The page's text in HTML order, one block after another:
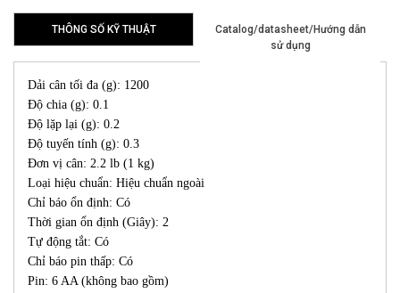
THÔNG SỐ KỸ THUẬT
Catalog/datasheet/Hướng dẫn
sử dụng
Dải cân tối đa (g): 1200
Độ chia (g): 0.1
Độ lặp lại (g): 0.2
Độ tuyến tính (g): 0.3
Đơn vị cân: 2.2 lb (1 kg)
Loại hiệu chuẩn: Hiệu chuẩn ngoài
Chỉ báo ổn định: Có
Thời gian ổn định (Giây): 2
Tự động tắt: Có
Chỉ báo pin thấp: Có
Pin: 6 AA (không bao gồm)